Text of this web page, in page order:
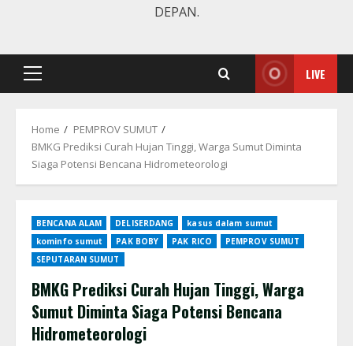
DEPAN.
Primary
LIVE
Home
PEMPROV SUMUT
BMKG Prediksi Curah Hujan Tinggi, Warga Sumut Diminta
Siaga Potensi Bencana Hidrometeorologi
BENCANA ALAM DELISERDANG
kasus dalam sumut
kominfo sumut
PAK BOBY PAK RICO
PEMPROV SUMUT
SEPUTARAN SUMUT
BMKG Prediksi Curah Hujan Tinggi, Warga
Sumut Diminta Siaga Potensi Bencana
Hidrometeorologi